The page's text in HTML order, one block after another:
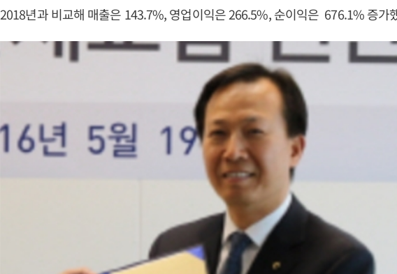
2018년과 비교해 매출은 143.7%, 영업이익은 266.5%, 순이익은 676.1% 증가